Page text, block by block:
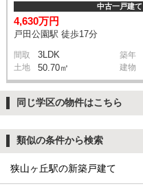
中古一戸建て
4,630万円
戸田公園駅 徒歩17分
間取 3LDK 築年
土地 50.70㎡ 建物
同じ学区の物件はこちら
類似の条件から検索
狭山ヶ丘駅の新築戸建て